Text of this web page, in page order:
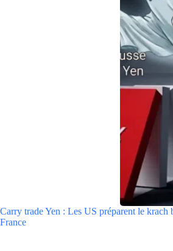
Carry trade Yen : Les US préparent le
France